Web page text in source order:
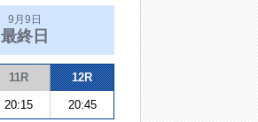
9月9日
最終日
11R 12R
20:15 20:45